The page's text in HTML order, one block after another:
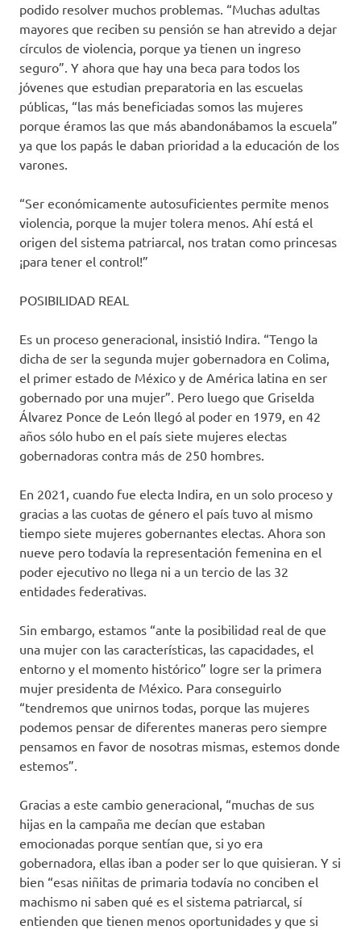
podido resolver muchos problemas. “Muchas adultas
mayores que reciben su pensión se han atrevido a dejar
círculos de violencia, porque ya tienen un ingreso
seguro”. Y ahora que hay una beca para todos los
jóvenes que estudian preparatoria en las escuelas
públicas, “las más beneficiadas somos las mujeres
porque éramos las que más abandonábamos la escuela”
ya que los papás le daban prioridad a la educación de los
varones.
“Ser económicamente autosuficientes permite menos
violencia, porque la mujer tolera menos. Ahí está el
origen del sistema patriarcal, nos tratan como princesas
¡para tener el control!”
POSIBILIDAD REAL
Es un proceso generacional, insistió Indira. “Tengo la
dicha de ser la segunda mujer gobernadora en Colima,
el primer estado de México y de América latina en ser
gobernado por una mujer”. Pero luego que Griselda
Álvarez Ponce de León llegó al poder en 1979, en 42
años sólo hubo en el país siete mujeres electas
gobernadoras contra más de 250 hombres.
En 2021, cuando fue electa Indira, en un solo proceso y
gracias a las cuotas de género el país tuvo al mismo
tiempo siete mujeres gobernantes electas. Ahora son
nueve pero todavía la representación femenina en el
poder ejecutivo no llega ni a un tercio de las 32
entidades federativas.
Sin embargo, estamos “ante la posibilidad real de que
una mujer con las características, las capacidades, el
entorno y el momento histórico” logre ser la primera
mujer presidenta de México. Para conseguirlo
“tendremos que unirnos todas, porque las mujeres
podemos pensar de diferentes maneras pero siempre
pensamos en favor de nosotras mismas, estemos donde
estemos”.
Gracias a este cambio generacional, “muchas de sus
hijas en la campaña me decían que estaban
emocionadas porque sentían que, si yo era
gobernadora, ellas iban a poder ser lo que quisieran. Y si
bien “esas niñitas de primaria todavía no conciben el
machismo ni saben qué es el sistema patriarcal, sí
entienden que tienen menos oportunidades y que si